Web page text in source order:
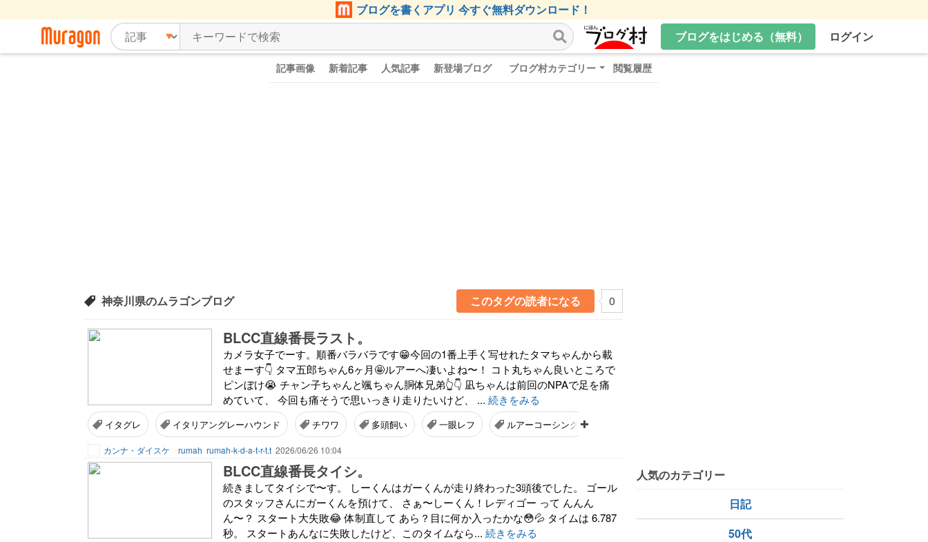
ブログを書くアプリ 今すぐ無料ダウンロード！
ブログをはじめる（無料）
ログイン
記事画像 新着記事 人気記事 新登場ブログ ブログ村カテゴリー 閲覧履歴
神奈川県のムラゴンブログ このタグの読者になる 0
BLCC直線番長ラスト。
カメラ女子でーす。順番バラバラです😁今回の1番上手く写せれたタマちゃんから載
せまーす👇 タマ五郎ちゃん6ヶ月🤩ルアーへ凄いよね〜！ コト丸ちゃん良いところで
ピンぼけ😭 チャン子ちゃんと颯ちゃん胴体兄弟👆👇 凪ちゃんは前回のNPAで足を痛
めていて、 今回も痛そうで思いっきり走りたいけど、 ... 続きをみる
イタグレ イタリアングレーハウンド チワワ 多頭飼い 一眼レフ ルアーコーシング
カンナ・ダイスケ rumah rumah-k-d-a-t-r-t.t 2026/06/26 10:04
BLCC直線番長タイシ。
続きましてタイシで〜す。 しーくんはガーくんが走り終わった3頭後でした。 ゴール
のスタッフさんにガーくんを預けて、 さぁ〜しーくん！レディゴー って んんん
ん〜？ スタート大失敗😂 体制直して あら？目に何か入ったかな😳💦 タイムは 6.787
秒。 スタートあんなに失敗したけど、このタイムなら... 続きをみる
人気のカテゴリー
日記
50代